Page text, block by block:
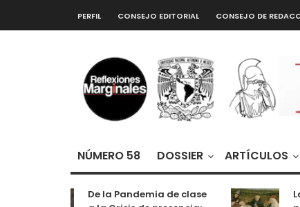
PERFIL CONSEJO EDITORIAL CONSEJO DE
NÚMERO 58 DOSSIER ARTÍCULOS
De la Pandemia de clase